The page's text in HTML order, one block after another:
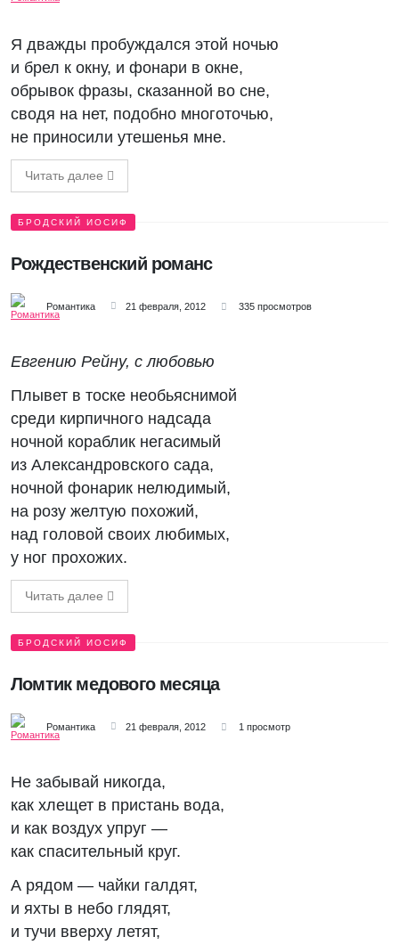
Я дважды пробуждался этой ночью
и брел к окну, и фонари в окне,
обрывок фразы, сказанной во сне,
сводя на нет, подобно многоточью,
не приносили утешенья мне.
Читать далее
БРОДСКИЙ ИОСИФ
Рождественский романс
Романтика 21 февраля, 2012 335 просмотров
Евгению Рейну, с любовью
Плывет в тоске необьяснимой
среди кирпичного надсада
ночной кораблик негасимый
из Александровского сада,
ночной фонарик нелюдимый,
на розу желтую похожий,
над головой своих любимых,
у ног прохожих.
Читать далее
БРОДСКИЙ ИОСИФ
Ломтик медового месяца
Романтика 21 февраля, 2012 1 просмотр
Не забывай никогда,
как хлещет в пристань вода,
и как воздух упруг —
как спасительный круг.
А рядом — чайки галдят,
и яхты в небо глядят,
и тучи вверху летят,